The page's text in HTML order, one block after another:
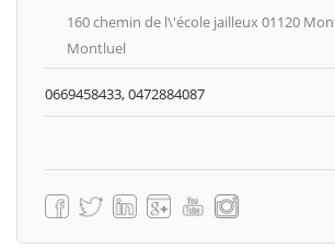
160 chemin de l\'école jailleux 01120
Montluel
0669458433, 0472884087